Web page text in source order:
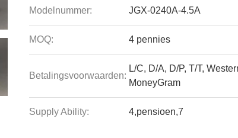
Modelnummer: JGX-0240A-4.5A
MOQ: 4 pennies
Betalingsvoorwaarden:
L/C, D/A, D/P, T/T,
MoneyGram
Supply Ability: 4,pensioen,7